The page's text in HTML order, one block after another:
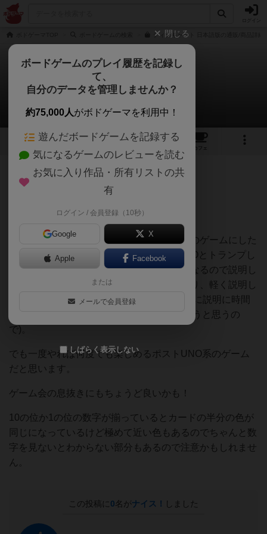
ディスキャット 日本語版の通販/商品詳細
ディスキャット
からまる◎アルデンテさんのレビュー
3 3
カフェ
204名 0名 0 1年以上前
カードが可愛い！まずはコレw
内容としてはシンプルではあるけどこの手のゲームにした
らルールは(ほんのわずかに)多めなのでUNOとトランプし
かやらないって人には説明途中で「？」になるので説明し
てすぐにサクサクプレーができるというより、軽く説明し
て一回やってみるってのが良いかも(あまりに説明に時間
割いてると「UNOでええやん」になっちゃうと思うの
で)。
でも一度やれば何度でも楽しめるポストUNO系のゲーム
だと思います。
ゲーム会の息抜きにもちょうど良いかも！
10の位か1の位の数字が揃っているとカードの半分の色が
同じになっているけど極めて近い色もあるのでちゃんと数
字を見ないとわからない部分もあるので注意かもしれませ
ん。
この投稿に 0名がナイス！ しました
閉じる
ボードゲームのプレイ履歴を記録し
て、
自分のデータを管理しませんか？
約75,000人がボドゲーマを利用中！
遊んだボードゲームを記録する
気になるゲームのレビューを読む
お気に入り作品・所有リストの共
有
ログイン / 会員登録（10秒）
Google X
Apple Facebook
または
メールで会員登録
しばらく表示しない